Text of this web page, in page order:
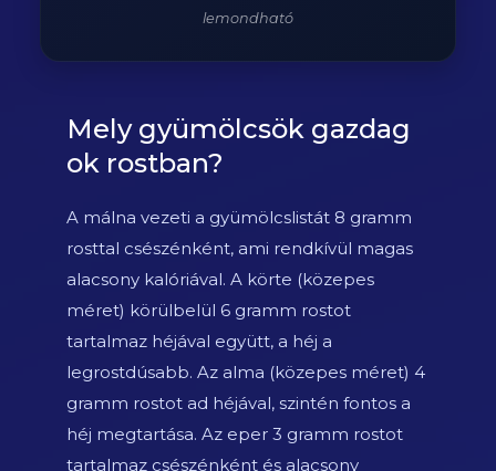
lemondható
Mely gyümölcsök gazdag
ok rostban?
A málna vezeti a gyümölcslistát 8 gramm
rosttal csészénként, ami rendkívül magas
alacsony kalóriával. A körte (közepes
méret) körülbelül 6 gramm rostot
tartalmaz héjával együtt, a héj a
legrostdúsabb. Az alma (közepes méret) 4
gramm rostot ad héjával, szintén fontos a
héj megtartása. Az eper 3 gramm rostot
tartalmaz csészénként és alacsony